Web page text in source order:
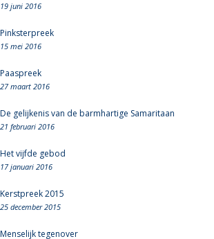
19 juni 2016
Pinksterpreek
15 mei 2016
Paaspreek
27 maart 2016
De gelijkenis van de barmhartige Samaritaan
21 februari 2016
Het vijfde gebod
17 januari 2016
Kerstpreek 2015
25 december 2015
Menselijk tegenover